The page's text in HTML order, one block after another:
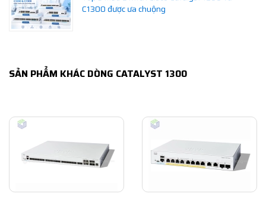
C1300 được ưa chuộng
SẢN PHẨM KHÁC DÒNG CATALYST 1300